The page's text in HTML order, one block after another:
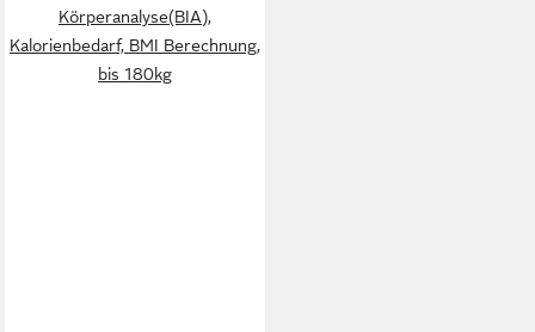
Körperanalyse(BIA),
Kalorienbedarf, BMI Berechnung,
bis 180kg